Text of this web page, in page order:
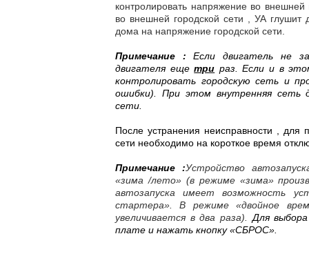
контролировать напряжение во
во внешней городской сети , УА глушит
дома на напряжение городской сети.
Примечание : Если двигатель не
двигателя ещетри раз. Если и в
контролировать городскую сеть и
ошибки). При этом внутренняя сеть
сети.
После устранения неисправности , для
сети необходимо на короткое время
Примечание :Устройство
«зима /лето» (в режиме «зима»
автозапуска имеет возможность
стартера». В режиме «двойное
увеличивается в два раза).
Для
плате и нажать кнопку «СБРОС».